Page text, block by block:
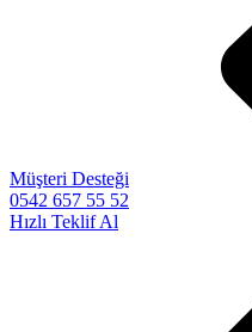
Müşteri Desteği
0542 657 55 52
Hızlı Teklif Al